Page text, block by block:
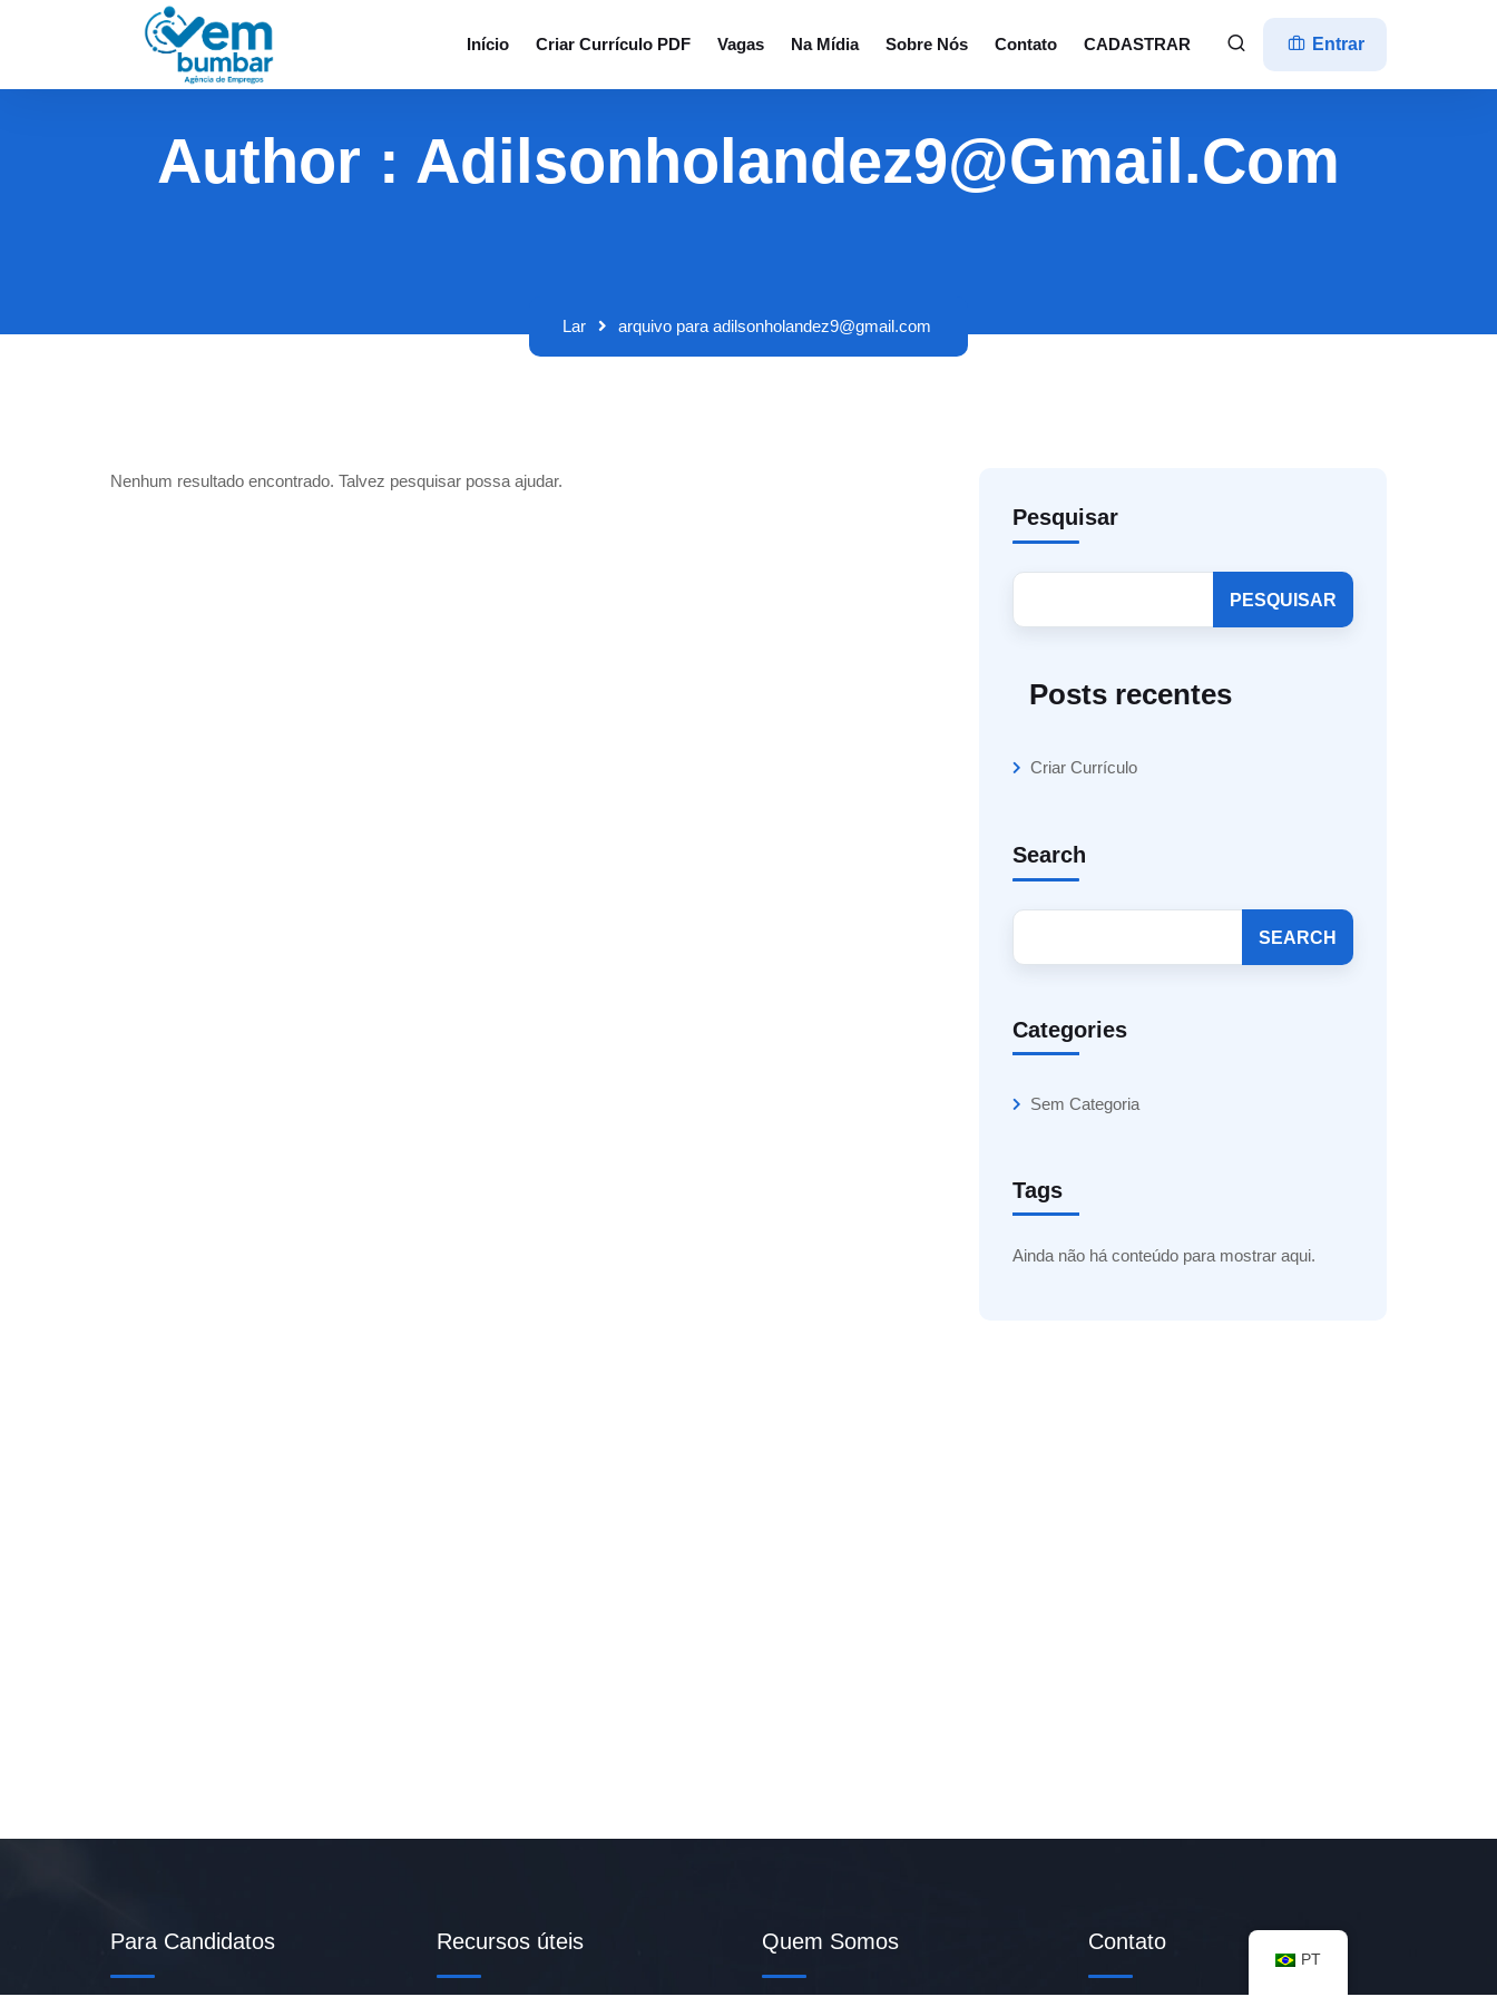
Entrar
Início Criar Currículo PDF Vagas Na Mídia Sobre Nós Contato CADASTRAR
Author : Adilsonholandez9@gmail.com
Lar arquivo para adilsonholandez9@gmail.com
Nenhum resultado encontrado. Talvez pesquisar possa ajudar.
Pesquisar
PESQUISAR
Posts recentes
Criar Currículo
Search
SEARCH
Categories
Sem Categoria
Tags
Ainda não há conteúdo para mostrar aqui.
Para Candidatos Recursos úteis Quem Somos Contato
PT